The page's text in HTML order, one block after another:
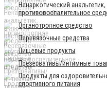
Ненаркотический
противовоспалительное
Органотропное средство
Перевязочные средства
Пищевые продукты
Презервативы/интимные
Продукты для
спортивного питания